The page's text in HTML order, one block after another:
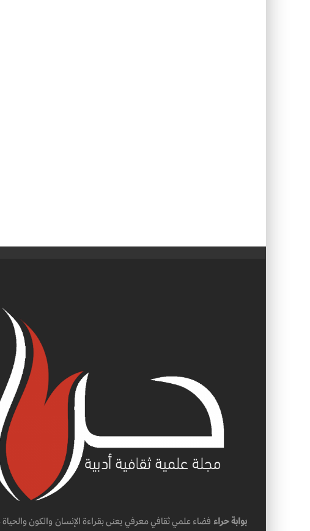
بوابة حراء فضاء علمي ثقافي معرفي يعنى بقراءة الإنسان والكون